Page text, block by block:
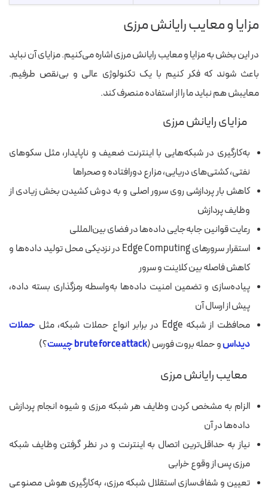
مزایا و معایب رایانش مرزی
در این بخش به مزایا و معایب رایانش مرزی اشاره می‌کنیم. مزایای آن نباید
باعث شوند که فکر کنیم با یک تکنولوژی عالی و بی‌نقص طرفیم.
معایبش هم نباید ما را از استفاده منصرف کند.
مزایای رایانش مرزی
به‌کارگیری در شبکه‌هایی با اینترنت ضعیف و ناپایدار، مثل سکوهای
نفتی، کشتی‌های دریایی، مزارع دورافتاده و صحراها
کاهش بار پردازشی روی سرور اصلی و به دوش کشیدن بخش زیادی از
وظایف پردازش
رعایت قوانین جابه‌جایی داده‌ها در فضای بین‌المللی
استقرار سرورهای Edge Computing در نزدیکی محل تولید داده‌ها و
کاهش فاصله بین کلاینت و سرور
پیاده‌سازی و تضمین امنیت داده‌ها به‌واسطه رمزگذاری بسته داده،
پیش از ارسال آن
محافظت از شبکه Edge در برابر انواع حملات شبکه، مثل
حملات
دیداسوحمله بروت فورس(brute force attack چیست ؟)
معایب رایانش مرزی
الزام به مشخص کردن وظایف هر شبکه مرزی و شیوه انجام پردازش‌
داده‌ها در آن
نیاز به حداقل‌ترین اتصال به اینترنت و در نظر گرفتن وظایف شبکه
مرزی پس از وقوع خرابی
تعیین و شفاف‌سازی استقلال شبکه مرزی، به‌کارگیری هوش مصنوعی